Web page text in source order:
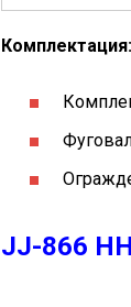
Комплектация:
JJ-866 HH